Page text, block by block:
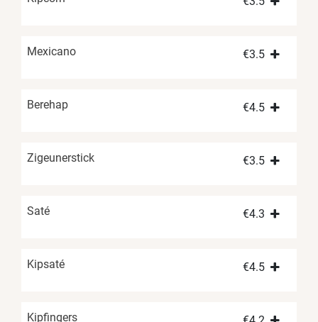
Mexicano €3.5
Berehap €4.5
Zigeunerstick €3.5
Saté €4.3
Kipsaté €4.5
Kipfingers